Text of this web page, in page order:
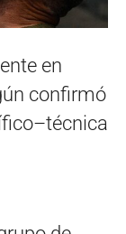
en
confirmó